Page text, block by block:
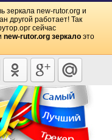
зеркала new-rutor.org и
другой работает! Так
сейчас
new-rutor.org зеркало это